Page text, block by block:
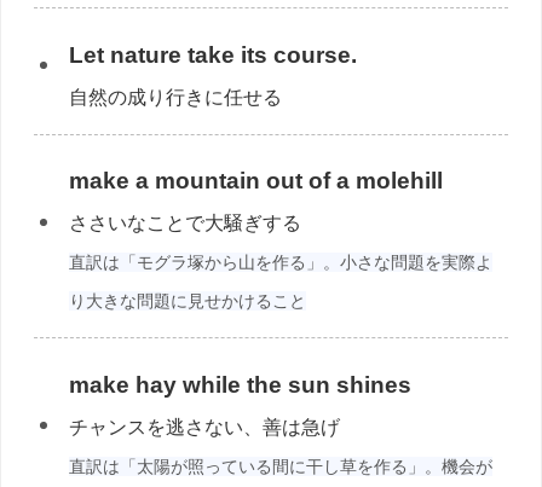
Let nature take its course.
自然の成り行きに任せる
make a mountain out of a molehill
ささいなことで大騒ぎする
直訳は「モグラ塚から山を作る」。小さな問題を実際よ
り大きな問題に見せかけること
make hay while the sun shines
チャンスを逃さない、善は急げ
直訳は「太陽が照っている間に干し草を作る」。機会が